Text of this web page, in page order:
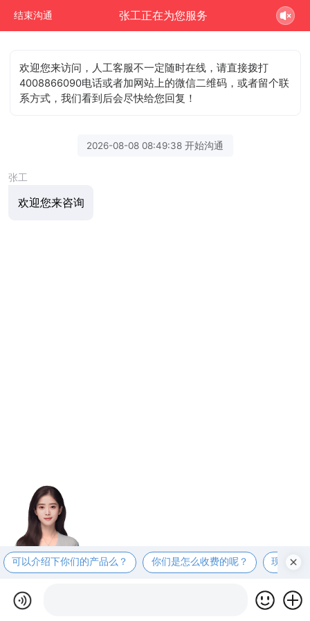
结束沟通 张工正在为您服务
欢迎您来访问，人工客服不一定随时在线，请直接拨打
4008866090电话或者加网站上的微信二维码，或者留个联
系方式，我们看到后会尽快给您回复！
2026-08-08 08:49:38 开始沟通
张工
欢迎您来咨询
可以介绍下你们的产品么？ 你们是怎么收费的呢？ 现在有